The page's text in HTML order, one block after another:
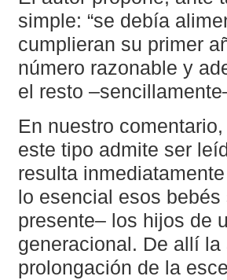
simple: “se debía
cumplieran su primer
número razonable y
el resto
En nuestro
este tipo admite ser
resulta
lo esencial esos
presente– los hijos de
generacional. De allí
prolongación de la